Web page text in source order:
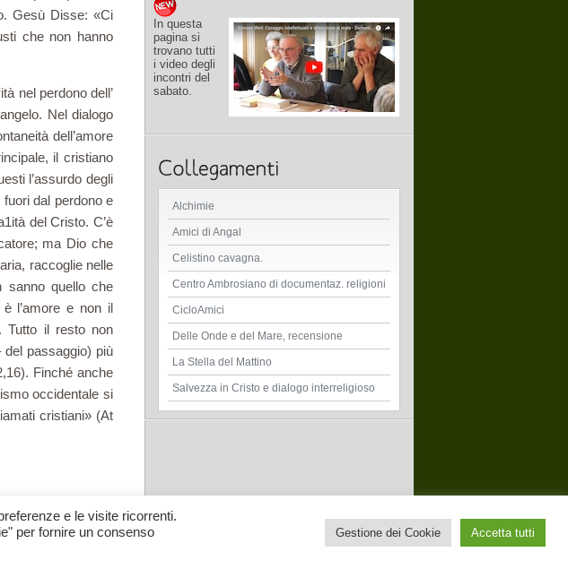
Gesù Disse: «Ci
che non hanno
nel perdono dell’
Nel dia­logo
dell’amore
il cristiano
l’assurdo degli
dal perdono e
del Cristo. C’è
ma Dio che
raccoglie nelle
sanno quello che
l’amore e non il
Tutto il resto non
passaggio) più
Finché anche
occidentale si
cristiani» (At
In questa
pagina si
trovano tutti
i video degli
incontri del
sabato.
Alchimie
Amici di Angal
Celistino cavagna.
Centro Ambrosiano di documentaz. religioni
CicloAmici
Delle Onde e del Mare, recensione
La Stella del Mattino
Salvezza in Cristo e dialogo interreligioso
e le visite ricorrenti.
per fornire un consenso
Gestione dei Cookie Accetta tutti